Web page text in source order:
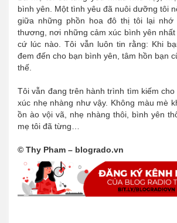
bình yên. Một tình yêu đã nuôi dưỡng tôi
giữa những phồn hoa đô thị tôi lại nhớ
thương, nơi những cảm xúc bình yên
cứ lúc nào. Tôi vẫn luôn tin rằng: Khi
đem đến cho bạn bình yên, tâm hồn bạn
thế.
Tôi vẫn đang trên hành trình tìm kiếm
xúc nhẹ nhàng như vậy. Không màu mè
ồn ào vội vã, nhẹ nhàng thôi, bình yên
mẹ tôi đã từng…
© Thy Pham – blogrado.vn